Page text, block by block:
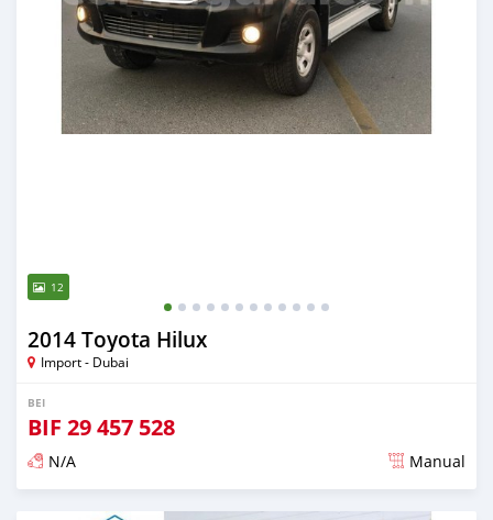
12
2014 Toyota Hilux
Import - Dubai
BEI
BIF 29 457 528
N/A Manual
Ilitangazwa karibia miaka 6 iliopita